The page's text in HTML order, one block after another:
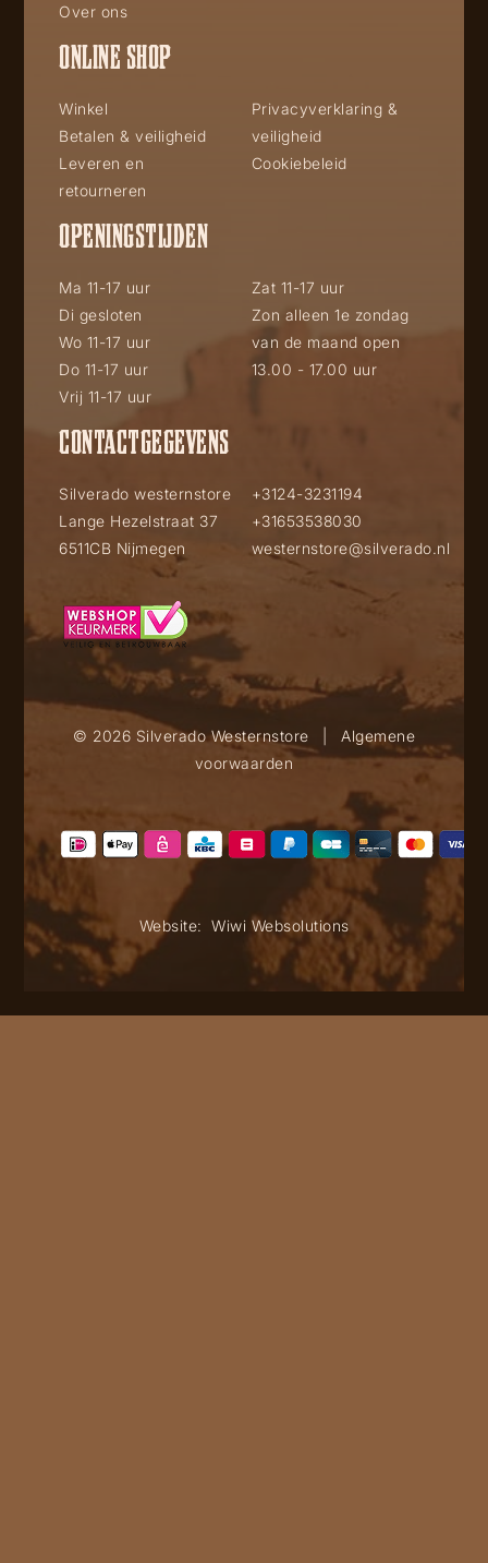
Over ons
ONLINE SHOP
Winkel
Betalen & veiligheid
Leveren en
retourneren
Privacyverklaring &
veiligheid
Cookiebeleid
OPENINGSTIJDEN
Ma 11-17 uur
Di gesloten
Wo 11-17 uur
Do 11-17 uur
Vrij 11-17 uur
Zat 11-17 uur
Zon alleen 1e zondag
van de maand open
13.00 - 17.00 uur
CONTACTGEGEVENS
Silverado westernstore
Lange Hezelstraat 37
6511CB Nijmegen
+3124-3231194
+31653538030
westernstore@silverado.nl
© 2026 Silverado Westernstore
Algemene
voorwaarden
Website: Wiwi Websolutions